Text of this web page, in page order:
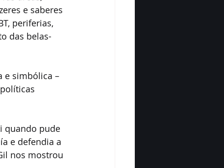
e saberes
periferias,
das belas-
e simbólica –
quando pude
e defendia a
nos mostrou